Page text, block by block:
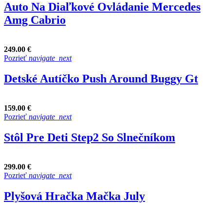
Auto Na Diaľkové Ovládanie Mercedes
Amg Cabrio
249.00 €
Pozrieť navigate_next
Detské Autíčko Push Around Buggy Gt
159.00 €
Pozrieť navigate_next
Stôl Pre Deti Step2 So Slnečníkom
299.00 €
Pozrieť navigate_next
Plyšová Hračka Mačka July